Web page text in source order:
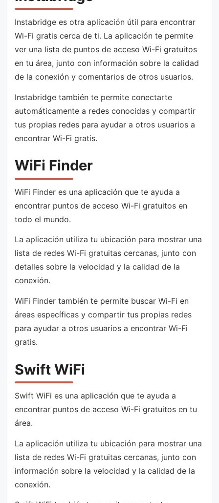
Instabridge es otra aplicación útil para encontrar
Wi-Fi gratis cerca de ti. La aplicación te permite
ver una lista de puntos de acceso Wi-Fi gratuitos
en tu área, junto con información sobre la calidad
de la conexión y comentarios de otros usuarios.
Instabridge también te permite conectarte
automáticamente a redes conocidas y compartir
tus propias redes para ayudar a otros usuarios a
encontrar Wi-Fi gratis.
WiFi Finder
WiFi Finder es una aplicación que te ayuda a
encontrar puntos de acceso Wi-Fi gratuitos en
todo el mundo.
La aplicación utiliza tu ubicación para mostrar una
lista de redes Wi-Fi gratuitas cercanas, junto con
detalles sobre la velocidad y la calidad de la
conexión.
WiFi Finder también te permite buscar Wi-Fi en
áreas específicas y compartir tus propias redes
para ayudar a otros usuarios a encontrar Wi-Fi
gratis.
Swift WiFi
Swift WiFi es una aplicación que te ayuda a
encontrar puntos de acceso Wi-Fi gratuitos en tu
área.
La aplicación utiliza tu ubicación para mostrar una
lista de redes Wi-Fi gratuitas cercanas, junto con
información sobre la velocidad y la calidad de la
conexión.